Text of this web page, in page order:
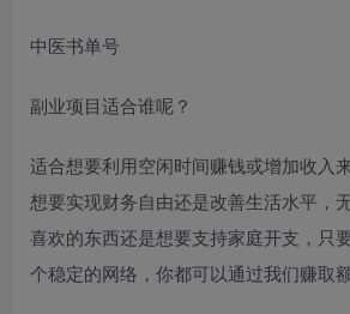
中医书单号
副业项目适合谁呢？
适合想要利用空闲时间赚钱或增加收入
想要实现财务自由还是改善生活水平，
喜欢的东西还是想要支持家庭开支，只
个稳定的网络，你都可以通过我们赚取额